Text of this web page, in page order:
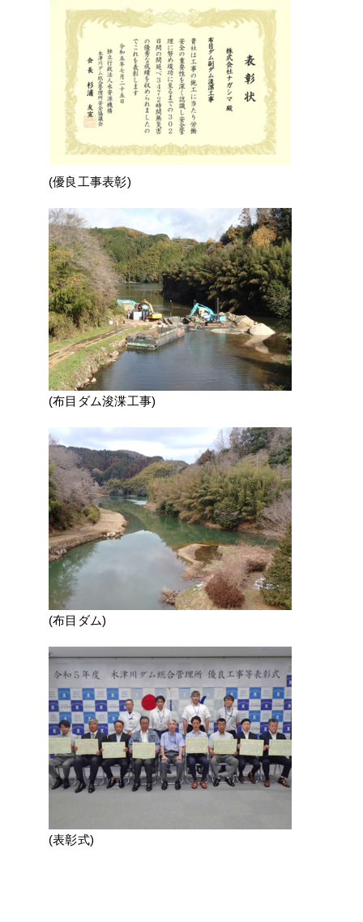
(優良工事表彰)
(布目ダム浚渫工事)
(布目ダム)
(表彰式)